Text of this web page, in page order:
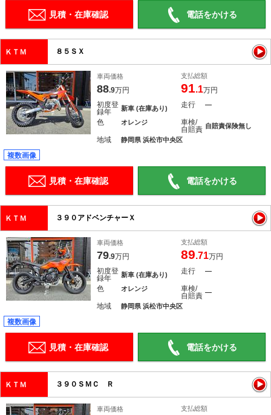
見積・在庫確認 電話をかける
ＫＴＭ ８５ＳＸ
車両価格
88.9万円
支払総額
91.1万円
初度登
録年
新車 (在庫あり) 走行 ―
色 オレンジ
車検/
自賠責 自賠責保険無し
地域 静岡県 浜松市中央区
複数画像
見積・在庫確認 電話をかける
ＫＴＭ ３９０アドベンチャーＸ
車両価格
79.9万円
支払総額
89.71万円
初度登
録年
新車 (在庫あり) 走行 ―
色 オレンジ
車検/
自賠責 ―
地域 静岡県 浜松市中央区
複数画像
見積・在庫確認 電話をかける
ＫＴＭ ３９０ＳＭＣ Ｒ
車両価格 支払総額